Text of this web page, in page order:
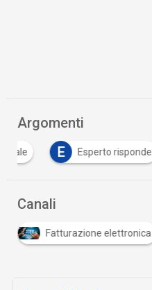
Argomenti
E Esperto risponde
Canali
Fatturazione elettronica